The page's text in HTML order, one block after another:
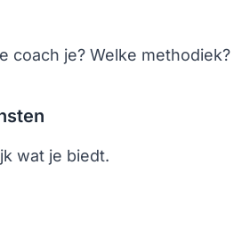
coach je? Welke methodiek?
wat je biedt.